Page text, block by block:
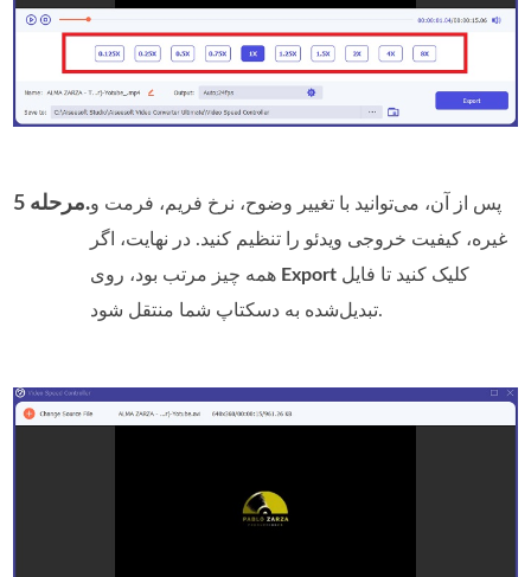
مرحله 5.پس از آن، می‌توانید با تغییر وضوح، نرخ فریم، فرمت و
غیره، کیفیت خروجی ویدئو را تنظیم کنید. در نهایت، اگر
Export
تبدیل‌شده به دسکتاپ شما منتقل شود.